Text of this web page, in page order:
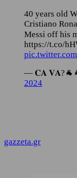
40 years old
Cristiano
Messi off his
https://t.co/
— 𝐂𝐀
2024
gazzeta.gr